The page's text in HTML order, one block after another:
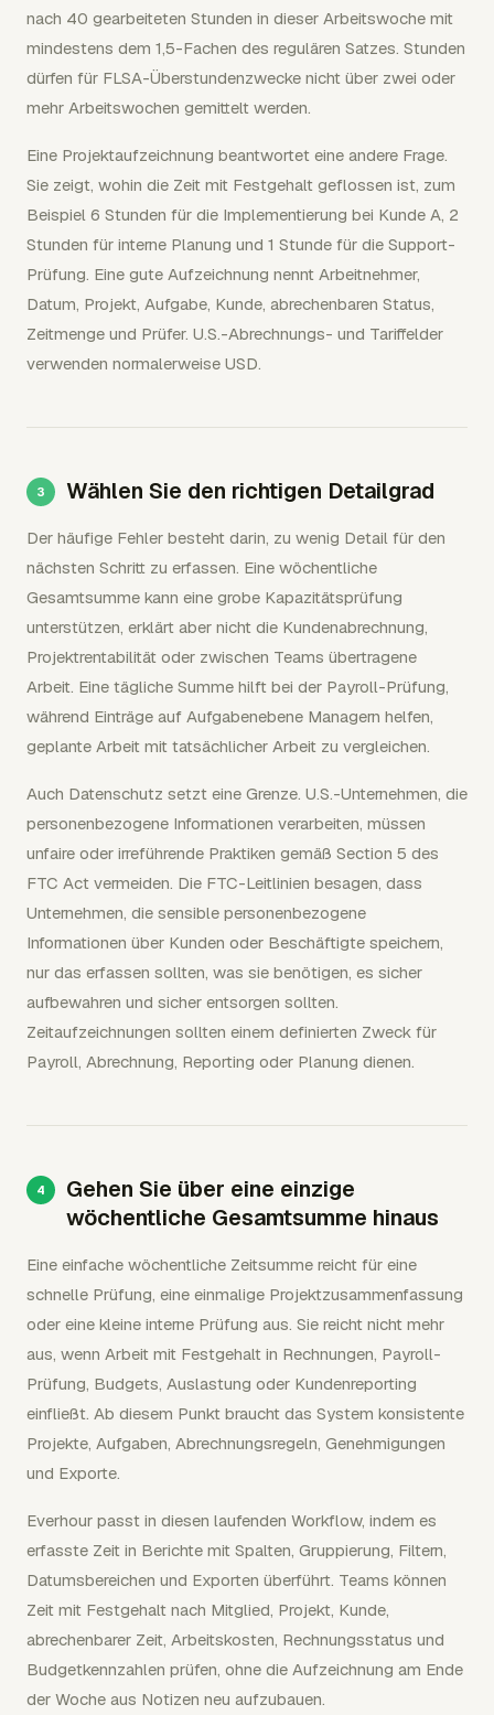
nach 40 gearbeiteten Stunden in dieser Arbeitswoche mit
mindestens dem 1,5-Fachen des regulären Satzes. Stunden
dürfen für FLSA-Überstundenzwecke nicht über zwei oder
mehr Arbeitswochen gemittelt werden.
Eine Projektaufzeichnung beantwortet eine andere Frage.
Sie zeigt, wohin die Zeit mit Festgehalt geflossen ist, zum
Beispiel 6 Stunden für die Implementierung bei Kunde A, 2
Stunden für interne Planung und 1 Stunde für die Support-
Prüfung. Eine gute Aufzeichnung nennt Arbeitnehmer,
Datum, Projekt, Aufgabe, Kunde, abrechenbaren Status,
Zeitmenge und Prüfer. U.S.-Abrechnungs- und Tariffelder
verwenden normalerweise USD.
Wählen Sie den richtigen Detailgrad
Der häufige Fehler besteht darin, zu wenig Detail für den
nächsten Schritt zu erfassen. Eine wöchentliche
Gesamtsumme kann eine grobe Kapazitätsprüfung
unterstützen, erklärt aber nicht die Kundenabrechnung,
Projektrentabilität oder zwischen Teams übertragene
Arbeit. Eine tägliche Summe hilft bei der Payroll-Prüfung,
während Einträge auf Aufgabenebene Managern helfen,
geplante Arbeit mit tatsächlicher Arbeit zu vergleichen.
Auch Datenschutz setzt eine Grenze. U.S.-Unternehmen, die
personenbezogene Informationen verarbeiten, müssen
unfaire oder irreführende Praktiken gemäß Section 5 des
FTC Act vermeiden. Die FTC-Leitlinien besagen, dass
Unternehmen, die sensible personenbezogene
Informationen über Kunden oder Beschäftigte speichern,
nur das erfassen sollten, was sie benötigen, es sicher
aufbewahren und sicher entsorgen sollten.
Zeitaufzeichnungen sollten einem definierten Zweck für
Payroll, Abrechnung, Reporting oder Planung dienen.
Gehen Sie über eine einzige
wöchentliche Gesamtsumme hinaus
Eine einfache wöchentliche Zeitsumme reicht für eine
schnelle Prüfung, eine einmalige Projektzusammenfassung
oder eine kleine interne Prüfung aus. Sie reicht nicht mehr
aus, wenn Arbeit mit Festgehalt in Rechnungen, Payroll-
Prüfung, Budgets, Auslastung oder Kundenreporting
einfließt. Ab diesem Punkt braucht das System konsistente
Projekte, Aufgaben, Abrechnungsregeln, Genehmigungen
und Exporte.
Everhour passt in diesen laufenden Workflow, indem es
erfasste Zeit in Berichte mit Spalten, Gruppierung, Filtern,
Datumsbereichen und Exporten überführt. Teams können
Zeit mit Festgehalt nach Mitglied, Projekt, Kunde,
abrechenbarer Zeit, Arbeitskosten, Rechnungsstatus und
Budgetkennzahlen prüfen, ohne die Aufzeichnung am Ende
der Woche aus Notizen neu aufzubauen.